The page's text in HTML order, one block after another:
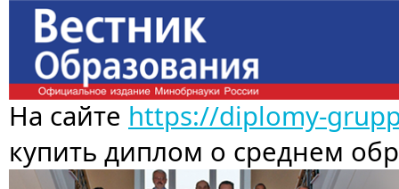
На сайте https://diplomy-
купить диплом о среднем